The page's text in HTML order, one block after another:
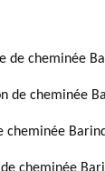
de cheminée
de cheminée
cheminée